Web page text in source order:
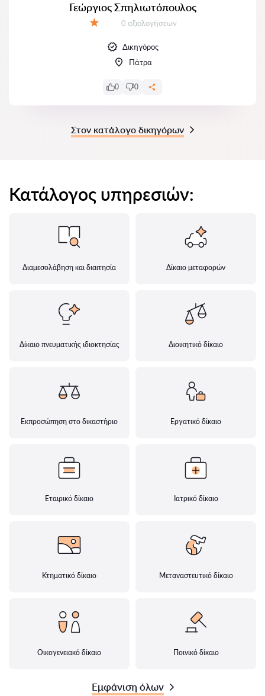
Γεώργιος Σπηλιωτόπουλος
Αξιολογήσεις:
0 αξιολογήσεων
Δικηγόρος
Πάτρα
0 0
Στον κατάλογο δικηγόρων
Κατάλογος υπηρεσιών:
Διαμεσολάβηση και διαιτησία Δίκαιο μεταφορών
Δίκαιο πνευματικής ιδιοκτησίας Διοικητικό δίκαιο
Εκπροσώπηση στο δικαστήριο Εργατικό δίκαιο
Εταιρικό δίκαιο Ιατρικό δίκαιο
Κτηματικό δίκαιο Μεταναστευτικό δίκαιο
Οικογενειακό δίκαιο Ποινικό δίκαιο
Εμφάνιση όλων